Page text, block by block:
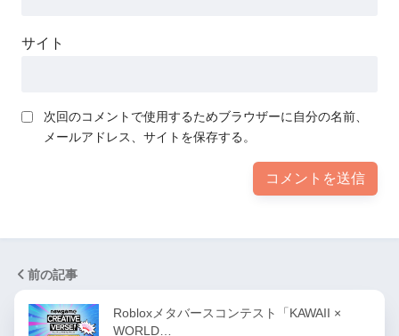
サイト
次回のコメントで使用するためブラウザーに自分の名前、
メールアドレス、サイトを保存する。
前の記事
Robloxメタバースコンテスト「KAWAII ×
WORLD…